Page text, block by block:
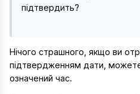
підтвердить?
Нічого страшного, якщо ви
підтвердженням дати, можете
означений час.